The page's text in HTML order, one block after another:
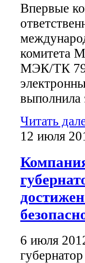
Впервые
комитета
МЭК/ТК 79
выполнила
Читать
12 июля
6 июля